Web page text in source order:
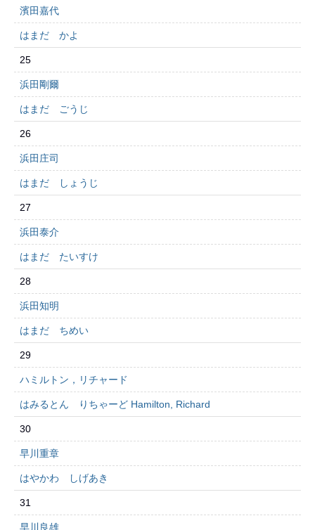
濱田嘉代
はまだ かよ
25
浜田剛爾
はまだ ごうじ
26
浜田庄司
はまだ しょうじ
27
浜田泰介
はまだ たいすけ
28
浜田知明
はまだ ちめい
29
ハミルトン，リチャード
はみるとん りちゃーど Hamilton, Richard
30
早川重章
はやかわ しげあき
31
早川良雄